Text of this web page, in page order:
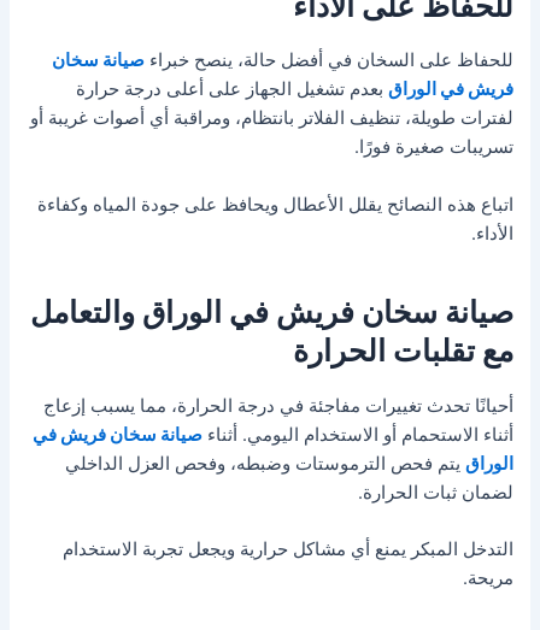
للحفاظ على السخان في أفضل حالة، ينصح خبراءصيانة سخان
فريش في الوراق بعدم تشغيل الجهاز على أعلى درجة حرارة
لفترات طويلة، تنظيف الفلاتر بانتظام، ومراقبة أي أصوات غريبة أو
تسريبات صغيرة فورًا.
اتباع هذه النصائح يقلل الأعطال ويحافظ على جودة المياه وكفاءة
الأداء.
صيانة سخان فريش في الوراق والتعامل
مع تقلبات الحرارة
أحيانًا تحدث تغييرات مفاجئة في درجة الحرارة، مما يسبب إزعاج
أثناء الاستحمام أو الاستخدام اليومي. أثناءصيانة سخان فريش في
الوراق يتم فحص الترموستات وضبطه، وفحص العزل الداخلي
لضمان ثبات الحرارة.
التدخل المبكر يمنع أي مشاكل حرارية ويجعل تجربة الاستخدام
مريحة.